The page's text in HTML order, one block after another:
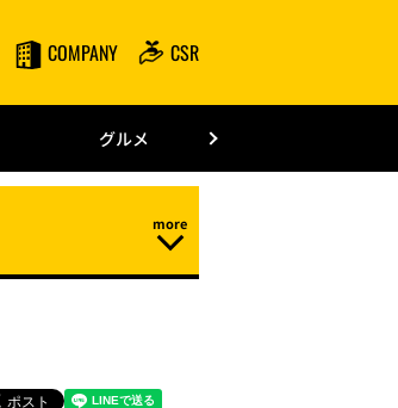
COMPANY CSR
グルメ